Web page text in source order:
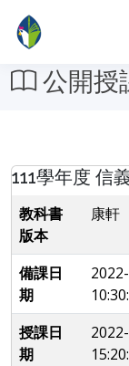
公開授
111學年度 信
教科書
版本
康軒
備課日
期
授課日
期